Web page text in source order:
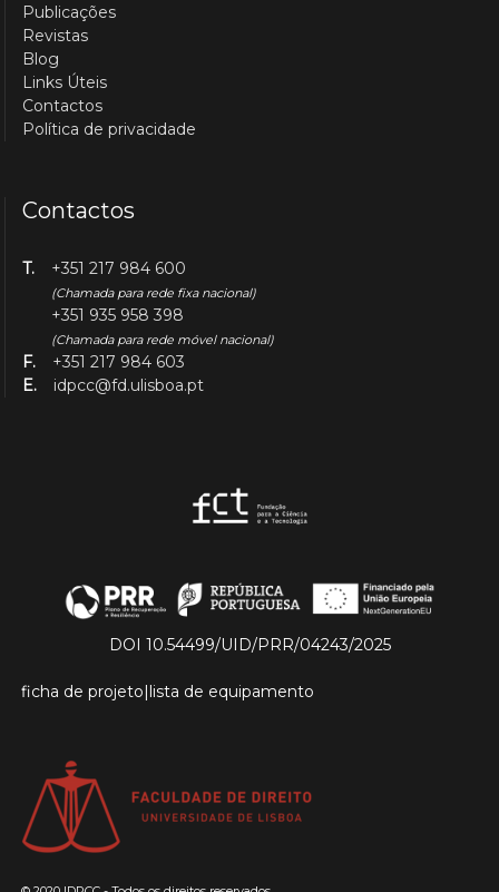
Publicações
Revistas
Blog
Links Úteis
Contactos
Política de privacidade
Contactos
T. +351 217 984 600
(Chamada para rede fixa nacional)
+351 935 958 398
(Chamada para rede móvel nacional)
F.
+351 217 984 603
E.
idpcc@fd.ulisboa.pt
DOI 10.54499/UID/PRR/04243/2025
ficha de projeto|lista de equipamento